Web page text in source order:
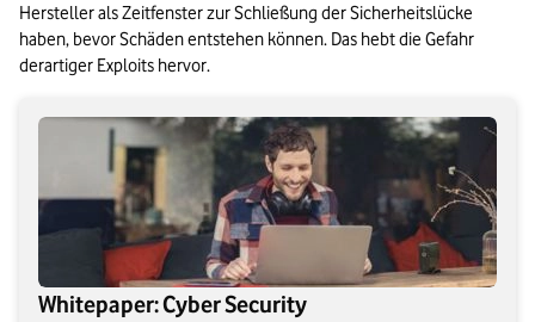
Hersteller als Zeitfenster zur Schließung der Sicherheitslücke
haben, bevor Schäden entstehen können. Das hebt die Gefahr
derartiger Exploits hervor.
Whitepaper: Cyber Security